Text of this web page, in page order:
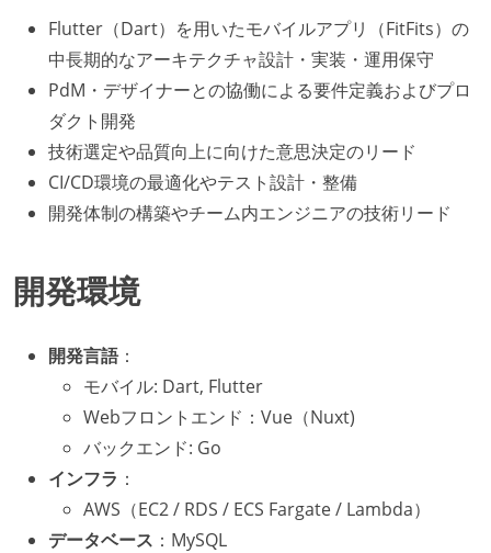
Flutter（Dart）を用いたモバイルアプリ（FitFits）の
中長期的なアーキテクチャ設計・実装・運用保守
PdM・デザイナーとの協働による要件定義およびプロ
ダクト開発
技術選定や品質向上に向けた意思決定のリード
CI/CD環境の最適化やテスト設計・整備
開発体制の構築やチーム内エンジニアの技術リード
開発環境
開発言語：
モバイル: Dart, Flutter
Webフロントエンド：Vue（Nuxt)
バックエンド: Go
インフラ ：
AWS（EC2 / RDS / ECS Fargate / Lambda）
データベース ：MySQL